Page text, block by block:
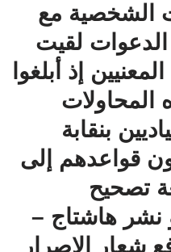
الشخصية مع
الدعوات لقيت
إذ أبلغوا
المحاولات
بنقابة
قواعدهم إلى
تصحيح
و نشر هاشتاج –
شعار الإصرار